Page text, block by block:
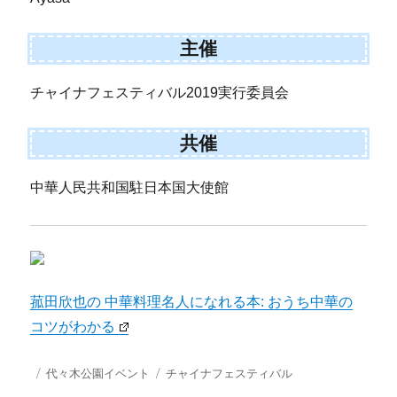
主催
チャイナフェスティバル2019実行委員会
共催
中華人民共和国駐日本国大使館
菰田欣也の 中華料理名人になれる本: おうち中華の
コツがわかる
投 カ
代々木公園イベント
タ
チャイナフェスティバル